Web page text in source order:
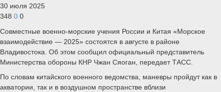
30 июля 2025
348 0 0
Совместные военно-морские учения России и Китая «Морское
взаимодействие — 2025» состоятся в августе в районе
Владивостока. Об этом сообщил официальный представитель
Министерства обороны КНР Чжан Сяоган, передает ТАСС.
По словам китайского военного ведомства, маневры пройдут как в
акватории, так и в воздушном пространстве вблизи